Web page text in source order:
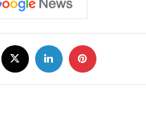
Facebook LinkedIn